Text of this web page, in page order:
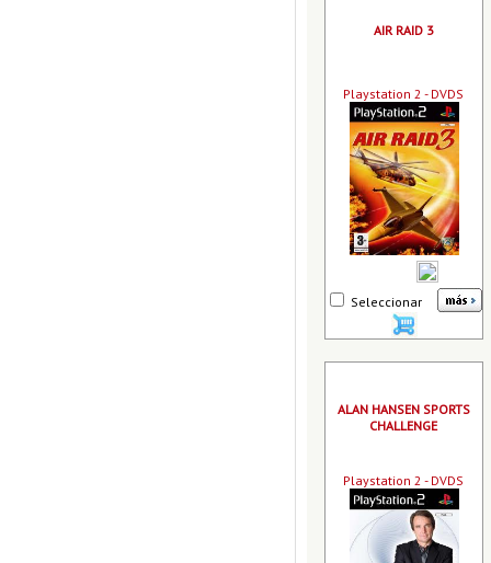
AIR RAID 3
Playstation 2 - DVDS
Seleccionar
ALAN HANSEN SPORTS
CHALLENGE
Playstation 2 - DVDS